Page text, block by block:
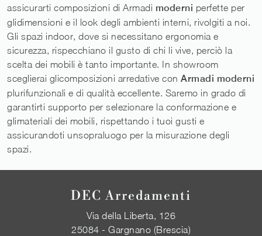
assicurarti composizioni di Armadi moderni perfette per
glidimensioni e il look degli ambienti interni, rivolgiti a noi.
Gli spazi indoor, dove si necessitano ergonomia e
sicurezza, rispecchiano il gusto di chi li vive, perciò la
scelta dei mobili è tanto importante. In showroom
sceglierai glicomposizioni arredative con Armadi moderni
plurifunzionali e di qualità eccellente. Saremo in grado di
garantirti supporto per selezionare la conformazione e
glimateriali dei mobili, rispettando i tuoi gusti e
assicurandoti unsopraluogo per la misurazione degli
spazi.
DEC Arredamenti
Via della Liberta, 126
25084 - Gargnano (Brescia)